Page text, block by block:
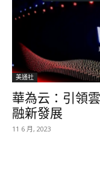
美通社
華為云：引領
融新發展
11 6 月, 2023